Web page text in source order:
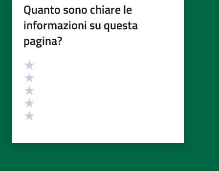
Quanto sono chiare le
informazioni su questa
pagina?
Valutazione